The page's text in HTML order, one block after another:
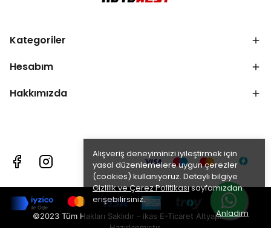
Alışveriş deneyiminizi iyileştirmek için
yasal düzenlemelere uygun çerezler
(cookies) kullanıyoruz. Detaylı bilgiye
Gizlilik ve Çerez Politikasısayfamızdan
erişebilirsiniz.
Anladım
Kategoriler
Hesabım
Hakkımızda
©2023 Tüm Hakları Saklıdır - ikas E-Ticaret Altyapısı ile